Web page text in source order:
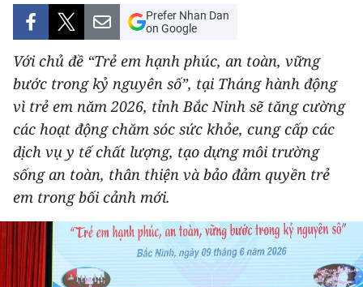
VĂN HÓA
XÃ HỘI
PHÁP LUẬT
DU LỊCH
THẾ GIỚI
THỂ THAO
GIÁO DỤC
Prefer Nhan Dan
on Google
Với chủ đề “Trẻ em hạnh phúc, an toàn, vững
bước trong kỷ nguyên số”, tại Tháng hành động
vì trẻ em năm 2026, tỉnh Bắc Ninh sẽ tăng cường
các hoạt động chăm sóc sức khỏe, cung cấp các
dịch vụ y tế chất lượng, tạo dựng môi trường
sống an toàn, thân thiện và bảo đảm quyền trẻ
em trong bối cảnh mới.